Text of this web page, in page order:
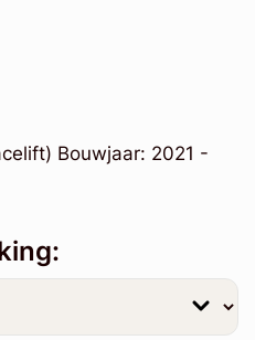
Bouwjaar: 2021 -